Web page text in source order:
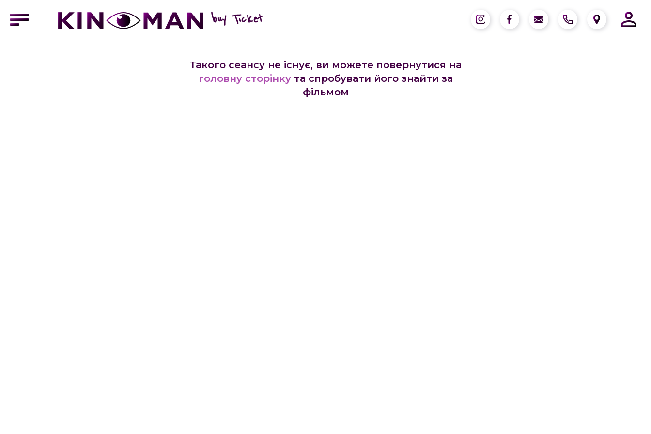
buy Ticket
Такого сеансу не існує, ви можете повернутися на
головну сторінку та спробувати його знайти за
фільмом